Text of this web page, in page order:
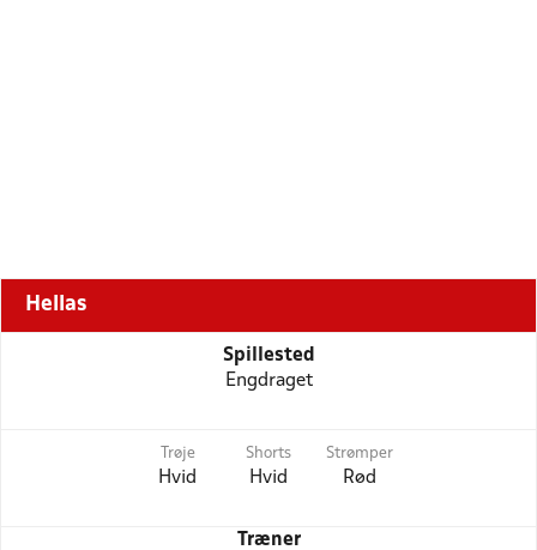
Hellas
Spillested
Engdraget
Trøje
Hvid
Shorts
Hvid
Strømper
Rød
Træner